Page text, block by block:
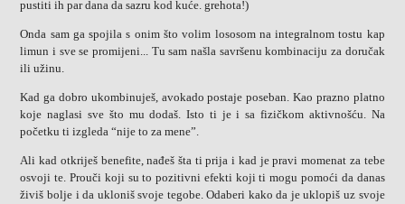
pustiti ih par dana da sazru kod kuće. grehota!)
Onda sam ga spojila s onim što volim lososom na integralnom tostu kap
limun i sve se promijeni... Tu sam našla savršenu kombinaciju za doručak
ili užinu.
Kad ga dobro ukombinuješ, avokado postaje poseban. Kao prazno platno
koje naglasi sve što mu dodaš. Isto ti je i sa fizičkom aktivnošću. Na
početku ti izgleda “nije to za mene”.
Ali kad otkriješ benefite, nađeš šta ti prija i kad je pravi momenat za tebe
osvoji te. Prouči koji su to pozitivni efekti koji ti mogu pomoći da danas
živiš bolje i da ukloniš svoje tegobe. Odaberi kako da je uklopiš uz svoje